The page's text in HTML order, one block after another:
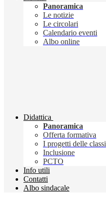
Panoramica
Le notizie
Le circolari
Calendario eventi
Albo online
Didattica
Panoramica
Offerta formativa
I progetti delle classi
Inclusione
PCTO
Info utili
Contatti
Albo sindacale